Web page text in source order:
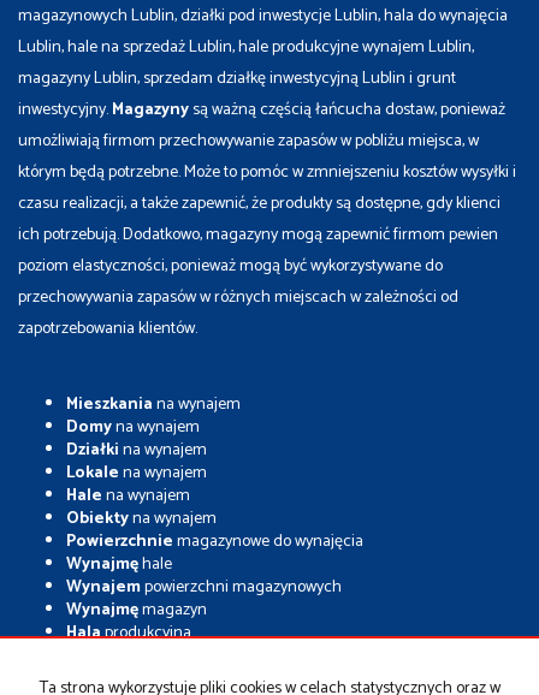
magazynowych Lublin, działki pod inwestycje Lublin, hala do wynajęcia
Lublin, hale na sprzedaż Lublin, hale produkcyjne wynajem Lublin,
magazyny Lublin, sprzedam działkę inwestycyjną Lublin i grunt
inwestycyjny.Magazynysą ważną częścią łańcucha dostaw, ponieważ
umożliwiają firmom przechowywanie zapasów w pobliżu miejsca, w
którym będą potrzebne. Może to pomóc w zmniejszeniu kosztów wysyłki i
czasu realizacji, a także zapewnić, że produkty są dostępne, gdy klienci
ich potrzebują. Dodatkowo, magazyny mogą zapewnić firmom pewien
poziom elastyczności, ponieważ mogą być wykorzystywane do
przechowywania zapasów w różnych miejscach w zależności od
zapotrzebowania klientów.
Mieszkaniana wynajem
Domyna wynajem
Działkina wynajem
Lokalena wynajem
Halena wynajem
Obiektyna wynajem
Powierzchniemagazynowe do wynajęcia
Wynajmęhale
Wynajempowierzchni magazynowych
Wynajmęmagazyn
Halaprodukcyjna
Ta strona wykorzystuje pliki cookies w celach statystycznych oraz w